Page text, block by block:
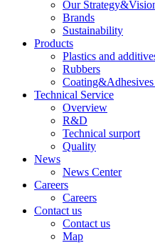
Our
Brands
Sustainability
Products
Plastics and
Rubbers
Technical Service
Overview
R&D
Technical surport
Quality
News
News Center
Careers
Careers
Contact us
Contact us
Map